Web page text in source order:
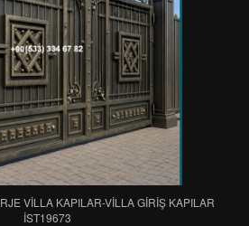
VİLLA KAPILAR-VİLLA GİRİŞ KAPILAR
IST19673